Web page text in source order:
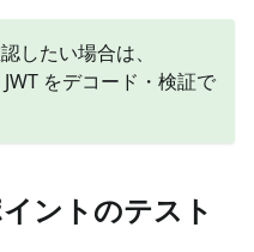
したい場合は、
をデコード・検証で
ントのテスト